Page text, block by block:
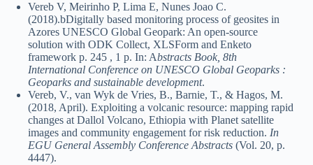
Vereb V, Meirinho P, Lima E, Nunes Joao C.
(2018).bDigitally based monitoring process of geosites in
Azores UNESCO Global Geopark: An open-source
solution with ODK Collect, XLSForm and Enketo
framework p. 245 , 1 p. In: Abstracts Book, 8th
International Conference on UNESCO Global Geoparks :
Geoparks and sustainable development.
Vereb, V., van Wyk de Vries, B., Barnie, T., & Hagos, M.
(2018, April). Exploiting a volcanic resource: mapping rapid
changes at Dallol Volcano, Ethiopia with Planet satellite
images and community engagement for risk reduction. In
EGU General Assembly Conference Abstracts (Vol. 20, p.
4447).